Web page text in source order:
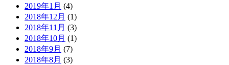
2019年1月 (4)
2018年12月 (1)
2018年11月 (3)
2018年10月 (1)
2018年9月 (7)
2018年8月 (3)